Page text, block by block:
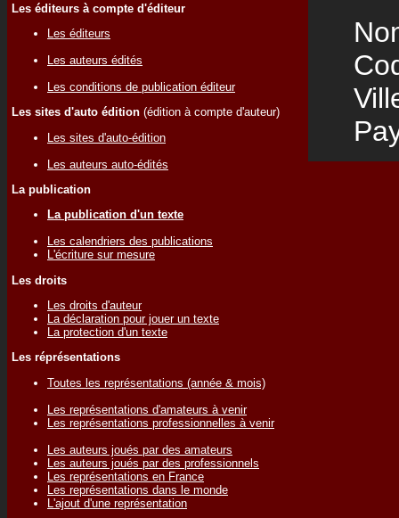
Les éditeurs à compte d'éditeur
Les éditeurs
Les auteurs édités
Les conditions de publication éditeur
Les sites d'auto édition (édition à compte d'auteur)
Les sites d'auto-édition
Les auteurs auto-édités
La publication
La publication d'un texte
Les calendriers des publications
L'écriture sur mesure
Les droits
Les droits d'auteur
La déclaration pour jouer un texte
La protection d'un texte
Les réprésentations
Toutes les représentations (année & mois)
Les représentations d'amateurs à venir
Les représentations professionnelles à venir
Les auteurs joués par des amateurs
Les auteurs joués par des professionnels
Les représentations en France
Les représentations dans le monde
L'ajout d'une représentation